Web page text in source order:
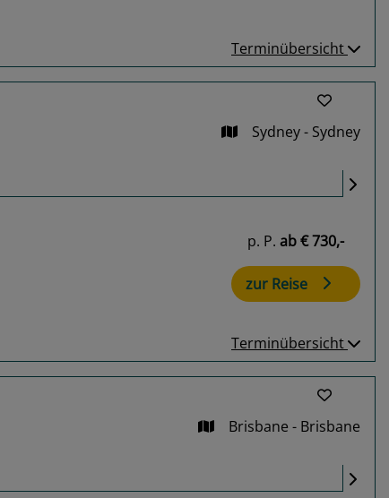
Terminübersicht
Sydney - Sydney
p. P. ab€ 730,-
zur Reise
Terminübersicht
Brisbane - Brisbane